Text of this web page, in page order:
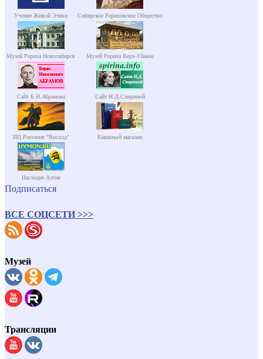
Учение Живой Этики Сибирское Рериховское Общество
Музей Рериха Новосибирск Музей Рериха Верх-Уймон
Сайт Б.Н.Абрамова Сайт Н.Д.Спириной
ИЦ Россазия "Восход" Книжный магазин
Наследие Алтая
Подписаться
ВСЕ СОЦСЕТИ >>>
Музей
Трансляции